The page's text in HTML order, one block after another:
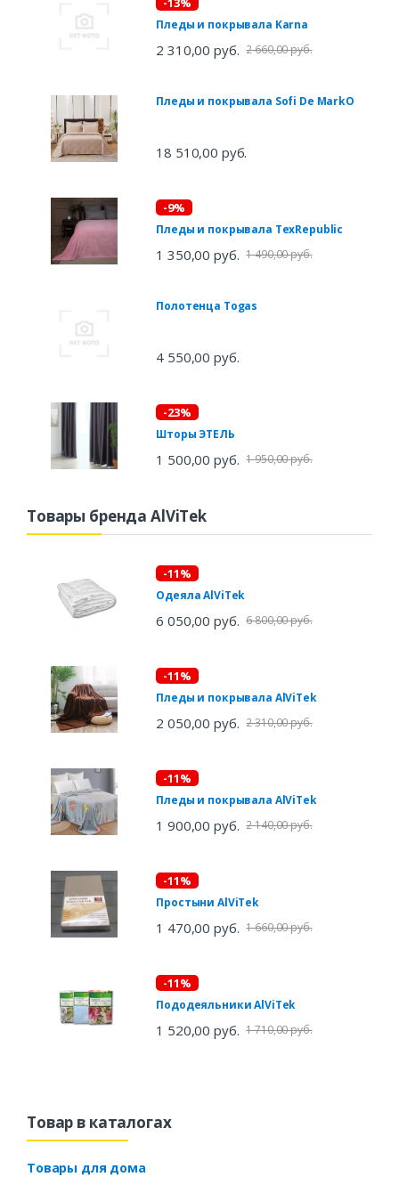
Пледы и покрывала Karna
2 310,00 руб. 2 660,00 руб.
Пледы и покрывала Sofi De MarkO
18 510,00 руб.
-9%
Пледы и покрывала TexRepublic
1 350,00 руб. 1 490,00 руб.
Полотенца Togas
4 550,00 руб.
-23%
Шторы ЭТЕЛЬ
1 500,00 руб. 1 950,00 руб.
Товары бренда AlViTek
-11%
Одеяла AlViTek
6 050,00 руб. 6 800,00 руб.
-11%
Пледы и покрывала AlViTek
2 050,00 руб. 2 310,00 руб.
-11%
Пледы и покрывала AlViTek
1 900,00 руб. 2 140,00 руб.
-11%
Простыни AlViTek
1 470,00 руб. 1 660,00 руб.
-11%
Пододеяльники AlViTek
1 520,00 руб. 1 710,00 руб.
Товар в каталогах
Товары для дома